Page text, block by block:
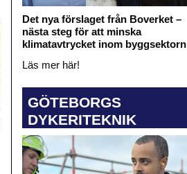
Det nya förslaget från Boverket –
nästa steg för att minska
klimatavtrycket inom byggsektorn
Läs mer här!
GÖTEBORGS
DYKERITEKNIK